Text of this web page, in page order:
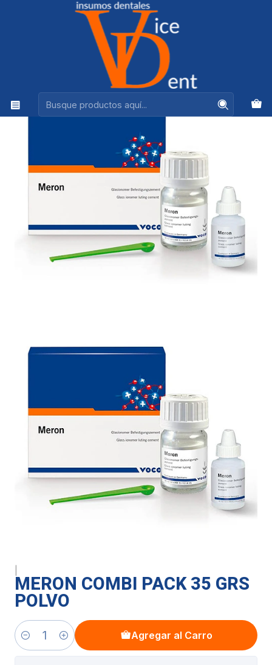
Ventas +56944575313
ADHESION Y RESTAURACION
MERON COMBI PACK 35 GRS POLVO
MERON COMBI PACK 35 GRS
POLVO
Cantidad
Agregar al Carro